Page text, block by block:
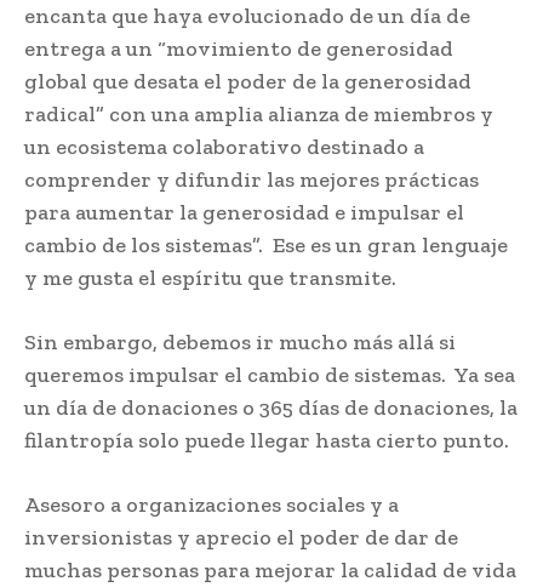
encanta que haya evolucionado de un día de
entrega a un “movimiento de generosidad
global que desata el poder de la generosidad
radical” con una amplia alianza de miembros y
un ecosistema colaborativo destinado a
comprender y difundir las mejores prácticas
para aumentar la generosidad e impulsar el
cambio de los sistemas”. Ese es un gran lenguaje
y me gusta el espíritu que transmite.
Sin embargo, debemos ir mucho más allá si
queremos impulsar el cambio de sistemas. Ya sea
un día de donaciones o 365 días de donaciones, la
filantropía solo puede llegar hasta cierto punto.
Asesoro a organizaciones sociales y a
inversionistas y aprecio el poder de dar de
muchas personas para mejorar la calidad de vida